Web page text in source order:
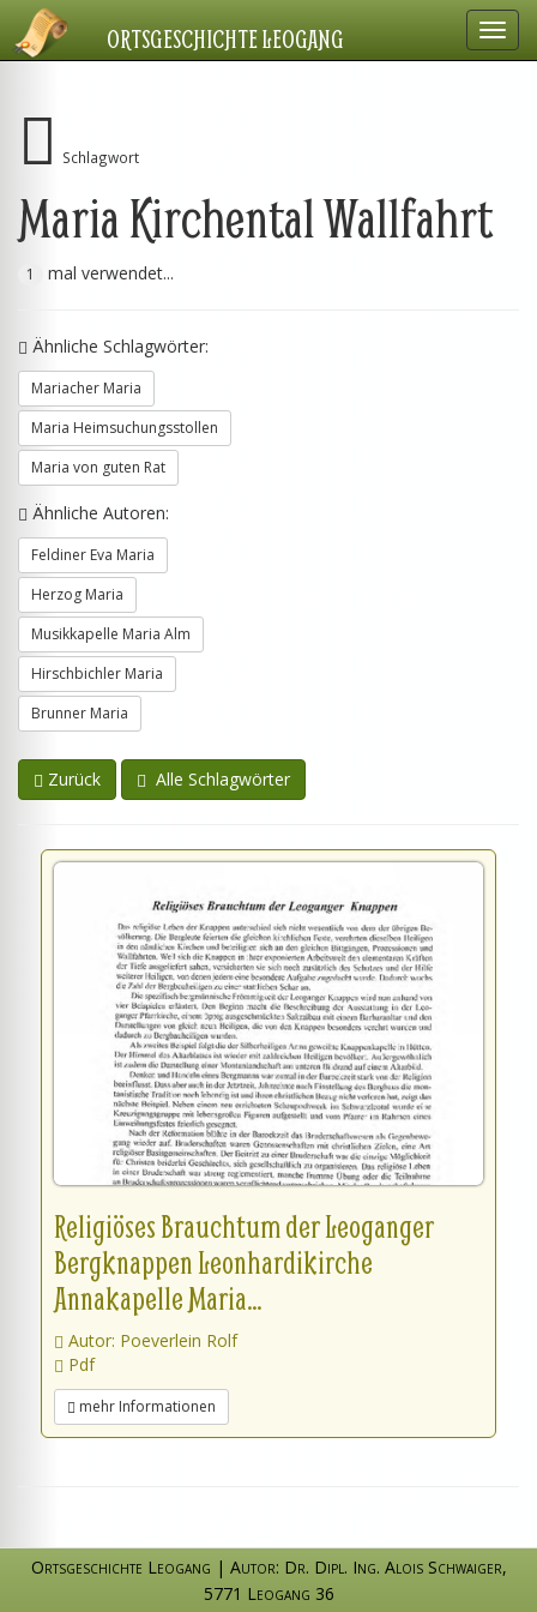
ORTSGESCHICHTE LEOGANG
Schlagwort
Maria Kirchental Wallfahrt
1 mal verwendet...
Ähnliche Schlagwörter:
Mariacher Maria
Maria Heimsuchungsstollen
Maria von guten Rat
Ähnliche Autoren:
Feldiner Eva Maria
Herzog Maria
Musikkapelle Maria Alm
Hirschbichler Maria
Brunner Maria
Zurück Alle Schlagwörter
Religiöses Brauchtum der Leoganger
Bergknappen Leonhardikirche
Annakapelle Maria...
Autor: Poeverlein Rolf
Pdf
mehr Informationen
Ortsgeschichte Leogang | Autor: Dr. Dipl. Ing. Alois Schwaiger,
5771 Leogang 36